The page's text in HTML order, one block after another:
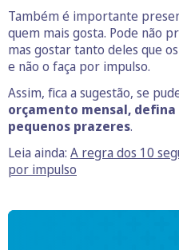
Também é importante
quem mais gosta. Pode não
mas gostar tanto deles que
e não o faça por impulso.
Assim, fica a sugestão, se
orçamento mensal,
pequenos prazeres.
Leia ainda: A regra dos 10
por impulso